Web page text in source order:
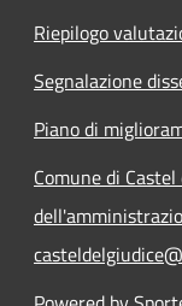
Riepilogo
Segnalazione
Piano di
Comune di